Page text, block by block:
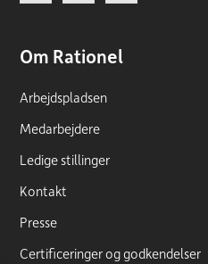
Om Rationel
Arbejdspladsen
Medarbejdere
Ledige stillinger
Kontakt
Presse
Certificeringer og godkendelser